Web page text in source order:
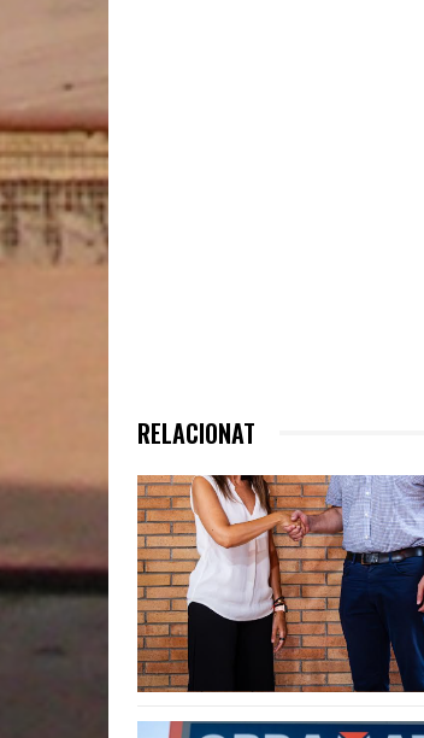
RELACIONAT